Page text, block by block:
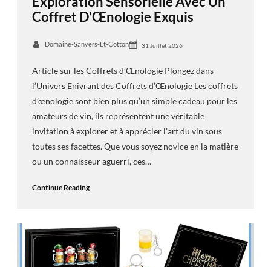
Coffret D’Œnologie Exquis
Domaine-Sanvers-Et-Cotton 31 Juillet 2026
Article sur les Coffrets d’Œnologie Plongez dans
l’Univers Enivrant des Coffrets d’Œnologie Les coffrets
d’œnologie sont bien plus qu’un simple cadeau pour les
amateurs de vin, ils représentent une véritable
invitation à explorer et à apprécier l’art du vin sous
toutes ses facettes. Que vous soyez novice en la matière
ou un connaisseur aguerri, ces…
Continue Reading